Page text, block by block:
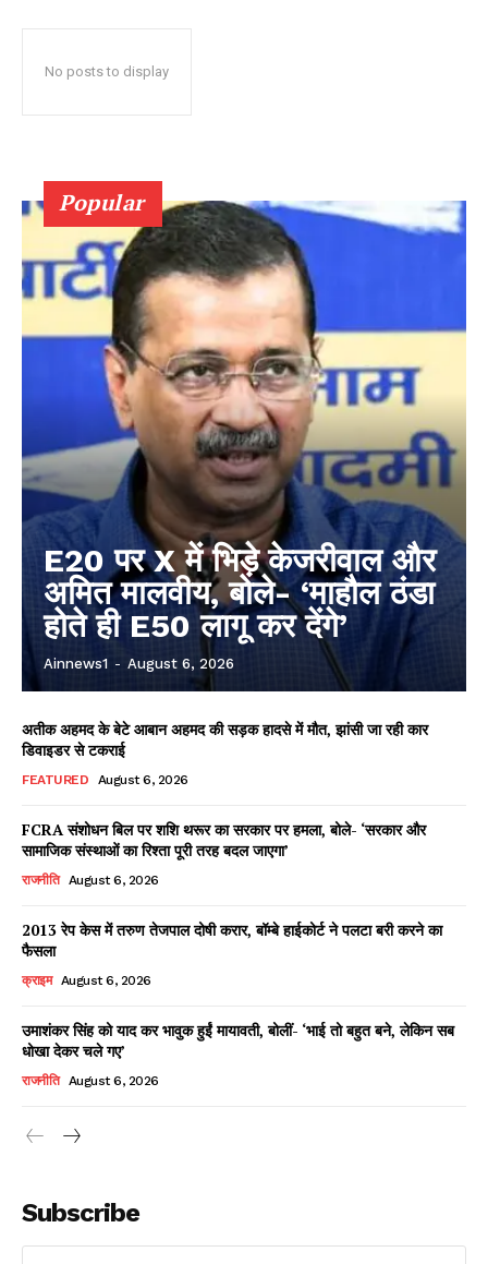
FacebookWhatsApp
Share
Read Latest News on AIN
No posts to display
Popular
E20 पर X में भिड़े केजरीवाल और
अमित मालवीय, बोले- ‘माहौल ठंडा
होते ही E50 लागू कर देंगे’
Ainnews1 - August 6, 2026
अतीक अहमद के बेटे आबान अहमद की सड़क हादसे में मौत, झांसी जा रही कार
डिवाइडर से टकराई
FEATURED August 6, 2026
FCRA संशोधन बिल पर शशि थरूर का सरकार पर हमला, बोले- ‘सरकार और
सामाजिक संस्थाओं का रिश्ता पूरी तरह बदल जाएगा’
राजनीति August 6, 2026
2013 रेप केस में तरुण तेजपाल दोषी करार, बॉम्बे हाईकोर्ट ने पलटा बरी करने का
फैसला
क्राइम August 6, 2026
उमाशंकर सिंह को याद कर भावुक हुईं मायावती, बोलीं- ‘भाई तो बहुत बने, लेकिन सब
धोखा देकर चले गए’
राजनीति August 6, 2026
Subscribe